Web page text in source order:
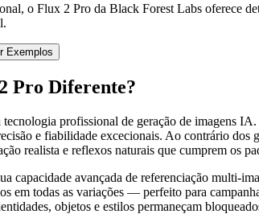
o Flux 2 Pro da Black Forest Labs oferece
Exemplos
Pro Diferente?
profissional de geração de imagens
e fiabilidade excecionais. Ao contrário dos
realista e reflexos naturais que cumprem os
capacidade avançada de referenciação multi-
em todas as variações — perfeito para
objetos e estilos permaneçam